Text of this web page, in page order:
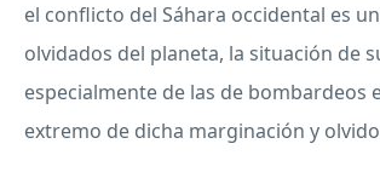
el conflicto del Sáhara occidental es
olvidados del planeta, la situación de
especialmente de las de bombardeos
extremo de dicha marginación y